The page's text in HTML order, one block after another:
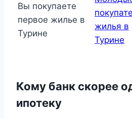
Вы покупаете
первое жилье в
Турине
жилья в
Турине
Кому банк скорее
ипотеку